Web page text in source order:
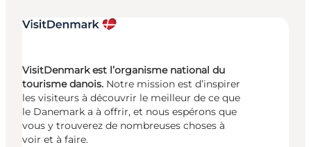
VisitDenmark est l’organisme national du
tourisme danois. Notre mission est d’inspirer
les visiteurs à découvrir le meilleur de ce que
le Danemark a à offrir, et nous espérons que
vous y trouverez de nombreuses choses à
voir et à faire.